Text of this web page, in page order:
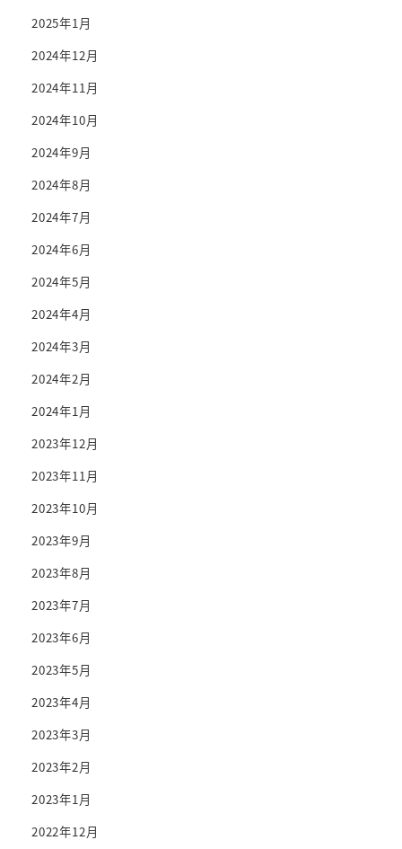
2025年1月
2024年12月
2024年11月
2024年10月
2024年9月
2024年8月
2024年7月
2024年6月
2024年5月
2024年4月
2024年3月
2024年2月
2024年1月
2023年12月
2023年11月
2023年10月
2023年9月
2023年8月
2023年7月
2023年6月
2023年5月
2023年4月
2023年3月
2023年2月
2023年1月
2022年12月